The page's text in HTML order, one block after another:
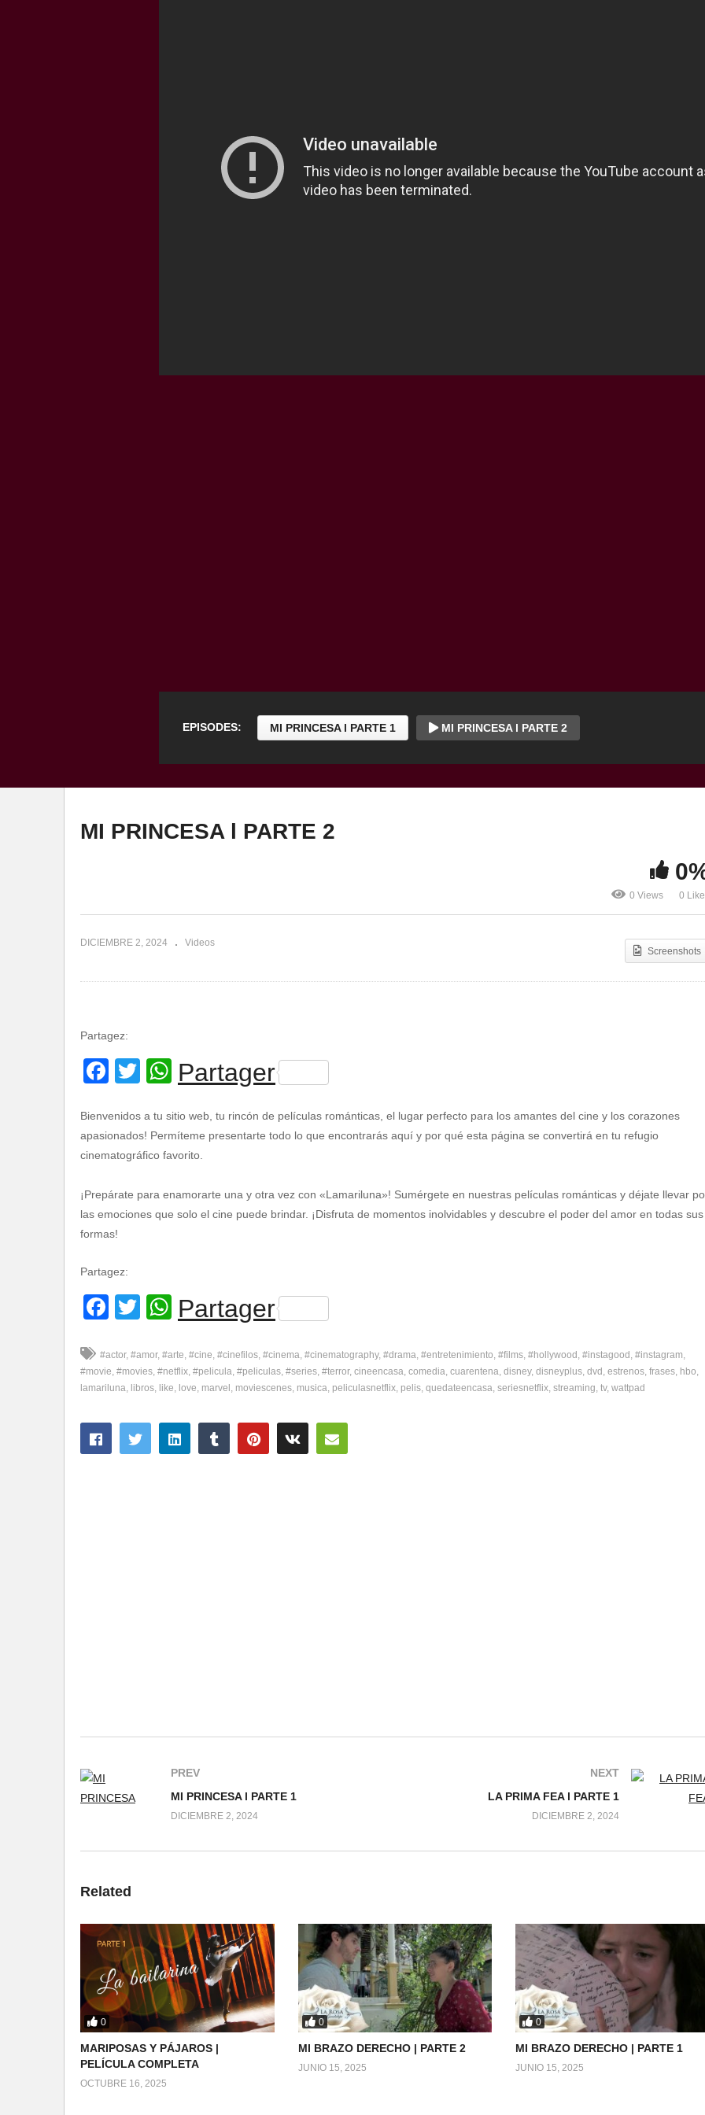
EPISODES: MI PRINCESA l PARTE 1 MI PRINCESA l PARTE 2
MI PRINCESA l PARTE 2
0 Views 0
DICIEMBRE 2, 2024 Videos
Screenshots
Partagez:
Facebook
Twitter
WhatsApp
Partager
Bienvenidos a tu sitio web, tu rincón de películas románticas, el lugar perfecto para los amantes del cine y los corazones
apasionados! Permíteme presentarte todo lo que encontrarás aquí y por qué esta página se convertirá en tu refugio
cinematográfico favorito.
¡Prepárate para enamorarte una y otra vez con «Lamariluna»! Sumérgete en nuestras películas románticas y déjate llevar
las emociones que solo el cine puede brindar. ¡Disfruta de momentos inolvidables y descubre el poder del amor en todas sus
formas!
Partagez:
Facebook
Twitter
WhatsApp
Partager
#actor #amor #arte #cine #cinefilos #cinema #cinematography #drama #entretenimiento #films #hollywood #instagood #instagram
#movie #movies #netflix #pelicula #peliculas #series #terror cineencasa comedia cuarentena disney disneyplus dvd estrenos frases hbo
lamariluna libros like love marvel moviescenes musica peliculasnetflix pelis quedateencasa seriesnetflix streaming tv wattpad
PREV
MI PRINCESA l PARTE 1
DICIEMBRE 2, 2024
NEXT
LA PRIMA FEA l PARTE 1
DICIEMBRE 2, 2024
Related
0
MARIPOSAS Y PÁJAROS |
PELÍCULA COMPLETA
OCTUBRE 16, 2025
0
MI BRAZO DERECHO | PARTE 2
JUNIO 15, 2025
0
MI BRAZO DERECHO | PARTE 1
JUNIO 15, 2025